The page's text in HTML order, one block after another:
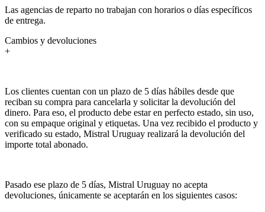
Las agencias de reparto no trabajan con horarios o días específicos
de entrega.
Cambios y devoluciones
+
Los clientes cuentan con un plazo de 5 días hábiles desde que
reciban su compra para cancelarla y solicitar la devolución del
dinero. Para eso, el producto debe estar en perfecto estado, sin uso,
con su empaque original y etiquetas. Una vez recibido el producto y
verificado su estado, Mistral Uruguay realizará la devolución del
importe total abonado.
Pasado ese plazo de 5 días, Mistral Uruguay no acepta
devoluciones, únicamente se aceptarán en los siguientes casos: